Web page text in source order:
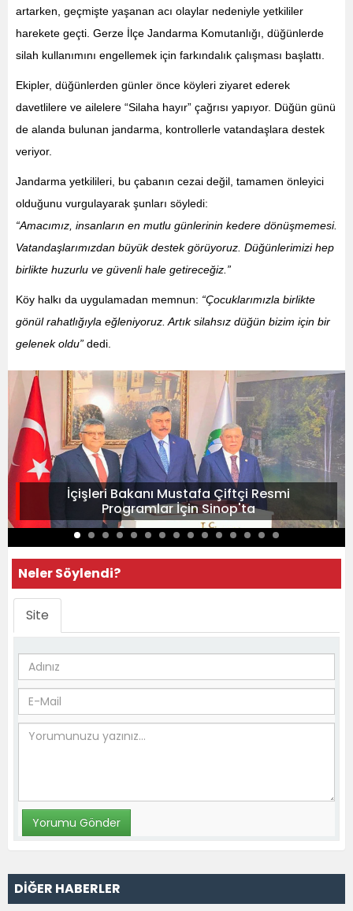
artarken, geçmişte yaşanan acı olaylar nedeniyle yetkililer
harekete geçti. Gerze İlçe Jandarma Komutanlığı, düğünlerde
silah kullanımını engellemek için farkındalık çalışması başlattı.
Ekipler, düğünlerden günler önce köyleri ziyaret ederek
davetlilere ve ailelere “Silaha hayır” çağrısı yapıyor. Düğün günü
de alanda bulunan jandarma, kontrollerle vatandaşlara destek
veriyor.
Jandarma yetkilileri, bu çabanın cezai değil, tamamen önleyici
olduğunu vurgulayarak şunları söyledi:
“Amacımız, insanların en mutlu günlerinin kedere dönüşmemesi.
Vatandaşlarımızdan büyük destek görüyoruz. Düğünlerimizi hep
birlikte huzurlu ve güvenli hale getireceğiz.”
Köy halkı da uygulamadan memnun: “Çocuklarımızla birlikte
gönül rahatlığıyla eğleniyoruz. Artık silahsız düğün bizim için bir
gelenek oldu” dedi.
İçişleri Bakanı Mustafa Çiftçi Resmi
Programlar İçin Sinop'ta
Neler Söylendi?
Site
DİĞER HABERLER